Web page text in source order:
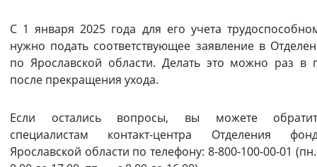
С 1 января 2025 года для его учета
нужно подать соответствующее заявление в
по Ярославской области. Делать это можно раз в
после прекращения ухода.
Если остались вопросы, вы можете
специалистам контакт-центра Отделения
Ярославской области по телефону: 8-800-100-00-01